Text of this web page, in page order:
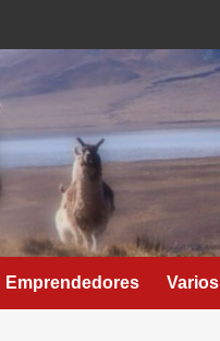
Emprendedores Varios